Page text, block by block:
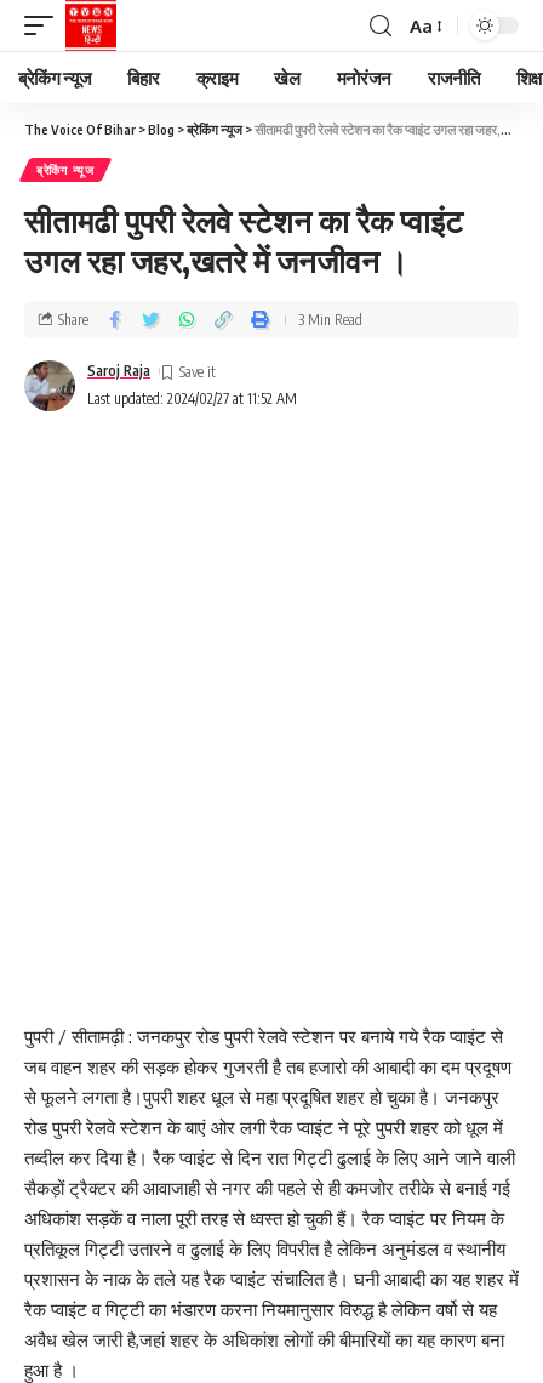
Aa
ब्रेकिंग न्यूज बिहार क्राइम खेल मनोरंजन राजनीति
The Voice Of Bihar >Blog >ब्रेकिंग न्यूज>सीतामढी पुपरी रेलवे स्टेशन का रैक प्वाइंट उगल रहा जहर,खतरे में जनजीवन ।
ब्रेकिंग न्यूज
सीतामढी पुपरी रेलवे स्टेशन का रैक प्वाइंट
उगल रहा जहर,खतरे में जनजीवन ।
Last updated: 2024/02/27 at 11:52 AM
Saroj Raja
Share 3 Min Read
पुपरी / सीतामढ़ी : जनकपुर रोड पुपरी रेलवे स्टेशन पर बनाये गये रैक प्वाइंट से
जब वाहन शहर की सड़क होकर गुजरती है तब हजारो की आबादी का दम प्रदूषण
से फूलने लगता है।पुपरी शहर धूल से महा प्रदूषित शहर हो चुका है। जनकपुर
रोड पुपरी रेलवे स्टेशन के बाएं ओर लगी रैक प्वाइंट ने पूरे पुपरी शहर को धूल में
तब्दील कर दिया है। रैक प्वाइंट से दिन रात गिट्टी ढुलाई के लिए आने जाने वाली
सैकड़ों ट्रैक्टर की आवाजाही से नगर की पहले से ही कमजोर तरीके से बनाई गई
अधिकांश सड़कें व नाला पूरी तरह से ध्वस्त हो चुकी हैं। रैक प्वाइंट पर नियम के
प्रतिकूल गिट्टी उतारने व ढुलाई के लिए विपरीत है लेकिन अनुमंडल व स्थानीय
प्रशासन के नाक के तले यह रैक प्वाइंट संचालित है। घनी आबादी का यह शहर में
रैक प्वाइंट व गिट्टी का भंडारण करना नियमानुसार विरुद्ध है लेकिन वर्षो से यह
अवैध खेल जारी है,जहां शहर के अधिकांश लोगों की बीमारियों का यह कारण बना
हुआ है ।